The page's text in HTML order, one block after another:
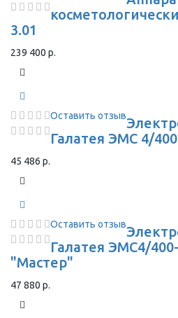
3.01
239 400 р.
Оставить отзыв
Галатея ЭМС 4/
45 486 р.
Оставить отзыв
Галатея ЭМС4/
"Мастер"
47 880 р.